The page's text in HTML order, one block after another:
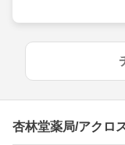
杏林堂薬局/アクロ